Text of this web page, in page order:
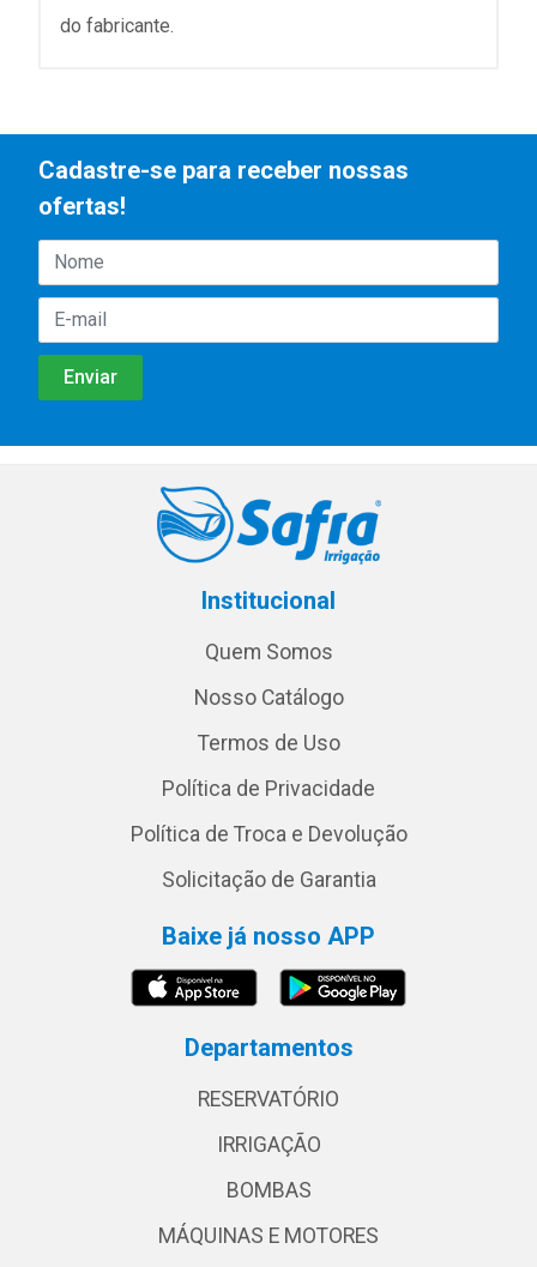
do fabricante.
Cadastre-se para receber nossas
ofertas!
Institucional
Quem Somos
Nosso Catálogo
Termos de Uso
Política de Privacidade
Política de Troca e Devolução
Solicitação de Garantia
Baixe já nosso APP
Departamentos
RESERVATÓRIO
IRRIGAÇÃO
BOMBAS
MÁQUINAS E MOTORES